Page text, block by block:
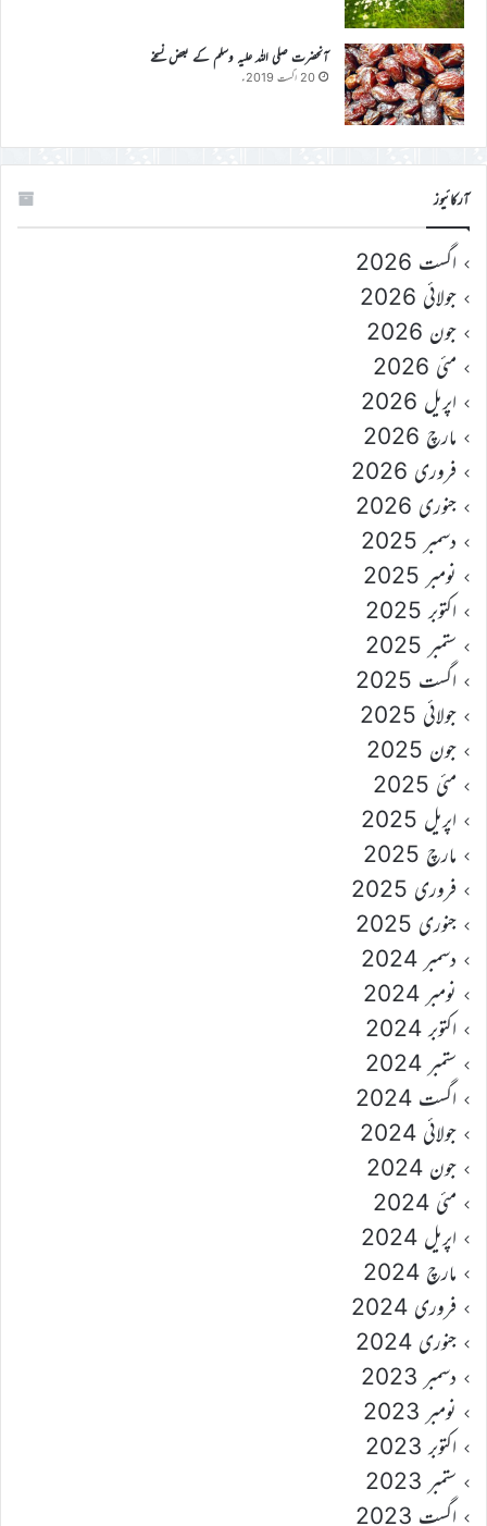
آنحضرت صلی اللہ علیہ وسلم کے بعض نسخے
20 اگست 2019ء
آرکائیوز
اگست 2026
جولائی 2026
جون 2026
مئی 2026
اپریل 2026
مارچ 2026
فروری 2026
جنوری 2026
دسمبر 2025
نومبر 2025
اکتوبر 2025
ستمبر 2025
اگست 2025
جولائی 2025
جون 2025
مئی 2025
اپریل 2025
مارچ 2025
فروری 2025
جنوری 2025
دسمبر 2024
نومبر 2024
اکتوبر 2024
ستمبر 2024
اگست 2024
جولائی 2024
جون 2024
مئی 2024
اپریل 2024
مارچ 2024
فروری 2024
جنوری 2024
دسمبر 2023
نومبر 2023
اکتوبر 2023
ستمبر 2023
اگست 2023